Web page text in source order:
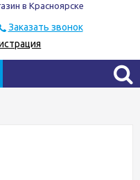
в Красноярске
Заказать звонок